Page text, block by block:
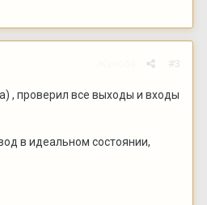
#3
, проверил все выходы и входы
в идеальном состоянии,